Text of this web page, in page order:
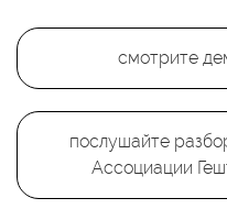
смотрите
послушайте
Ассоциации